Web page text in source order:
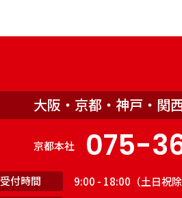
大阪・京都・神戸・関
京都本社 075-
受付時間
9:00 - 18:00（土日祝